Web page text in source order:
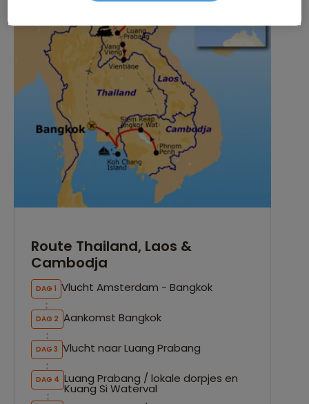
Route Thailand, Laos &
Cambodja
DAG 1 Vlucht Amsterdam - Bangkok
DAG 2 Aankomst Bangkok
DAG 3 Vlucht naar Luang Prabang
DAG 4 Luang Prabang / lokale dorpjes en
Kuang Si Waterval